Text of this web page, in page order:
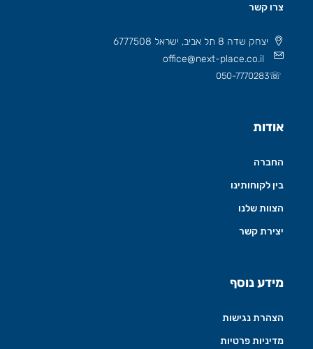
צרו קשר
יצחק שדה 8 תל אביב, ישראל 6777508
office@next-place.co.il
☏
050-7770283
אודות
החברה
בין לקוחותינו
הצוות שלנו
יצירת קשר
מידע נוסף
הצהרת נגישות
מדיניות פרטיות